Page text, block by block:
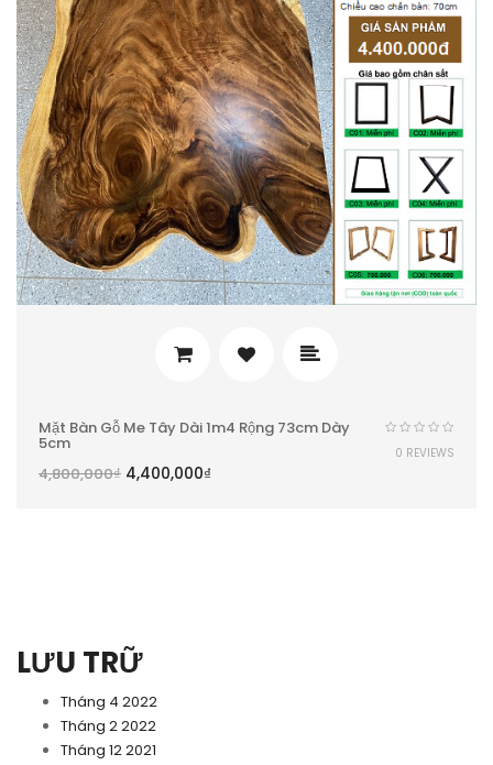
LƯU TRỮ
Tháng 4 2022
Tháng 2 2022
Tháng 12 2021
Mặt Bàn Gỗ Me Tây Dài 1m4 Rộng 73cm Dày
5cm
4,800,000₫ 4,400,000₫
0 REVIEWS